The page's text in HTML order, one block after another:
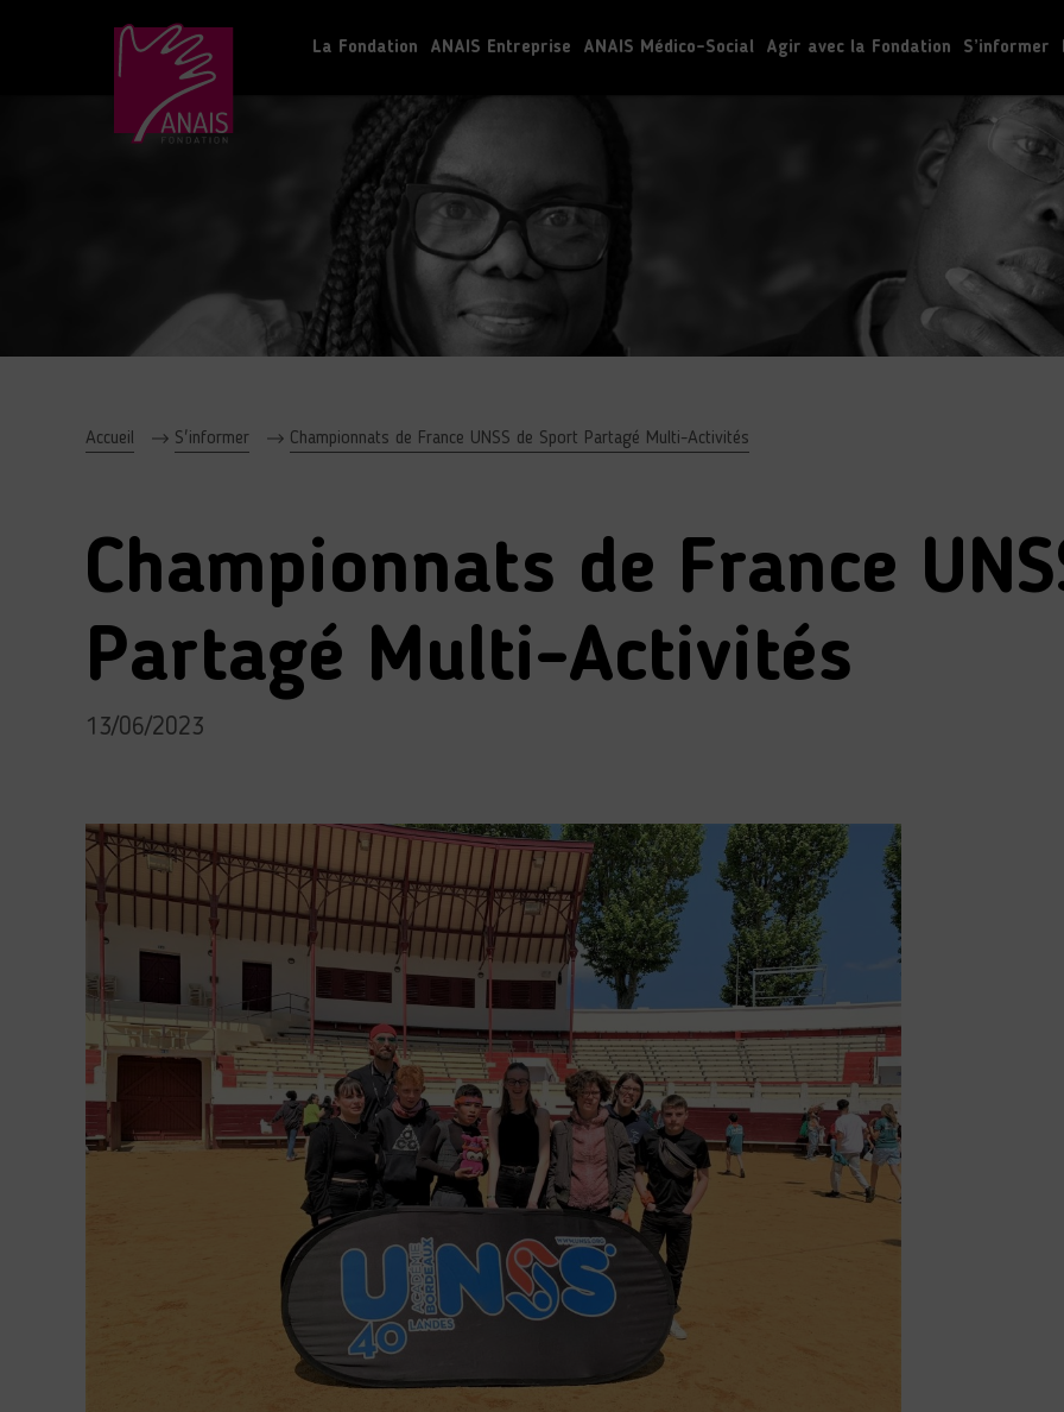
La Fondation ANAIS Entreprise ANAIS Médico-Social Agir avec la Fondation S’informer
Accueil S'informer Championnats de France UNSS de Sport Partagé Multi-Activités
Championnats de France
Partagé Multi-Activités
13/06/2023